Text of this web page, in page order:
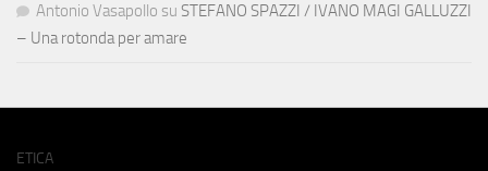
Antonio Vasapollo su STEFANO SPAZZI / IVANO MAGI GALLUZZI
– Una rotonda per amare
ETICA